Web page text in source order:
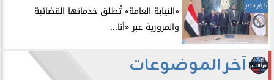
أخبار مصر
​«النيابة العامة» تُطلق خدماتها القضائية
والمرورية عبر «أنا...
آخر الموضوعات